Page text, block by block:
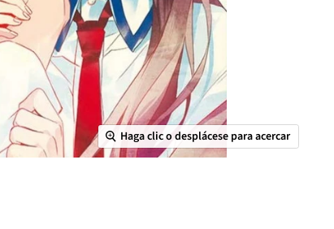
Haga clic o desplácese para acercar